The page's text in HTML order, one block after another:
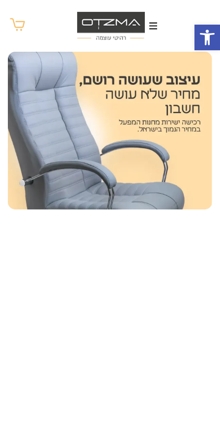
פתח סרגל נגישות
שולחן דיונים / המתנה ניל
ארון מנהל ויטרינה 2 דלתות פתיחה